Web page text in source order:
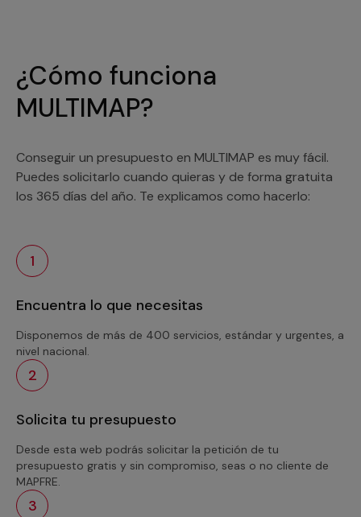
¿Cómo funciona
MULTIMAP?
Conseguir un presupuesto en MULTIMAP es muy fácil.
Puedes solicitarlo cuando quieras y de forma gratuita
los 365 días del año. Te explicamos como hacerlo:
1
Encuentra lo que necesitas
Disponemos de más de 400 servicios, estándar y urgentes, a
nivel nacional.
2
Solicita tu presupuesto
Desde esta web podrás solicitar la petición de tu
presupuesto gratis y sin compromiso, seas o no cliente de
MAPFRE.
3